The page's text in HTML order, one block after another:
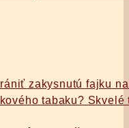
zakysnutú fajku
tabaku? Skvelé